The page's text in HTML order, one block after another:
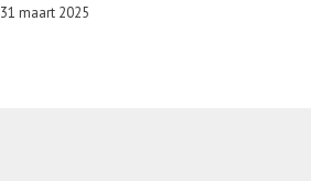
31 maart 2025